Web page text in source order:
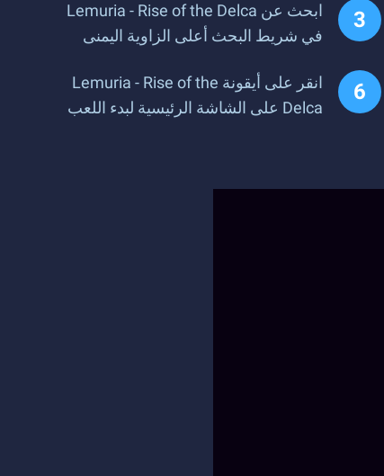
ابحث عن Lemuria - Rise of the Delca
في شريط البحث أعلى الزاوية اليمنى
انقر على أيقونة Lemuria - Rise of the
Delca على الشاشة الرئيسية لبدء اللعب